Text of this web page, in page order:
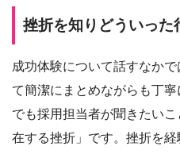
挫折を知りどういった
成功体験について話すなか
て簡潔にまとめながらも丁
でも採用担当者が聞きたい
在する挫折」です。挫折を